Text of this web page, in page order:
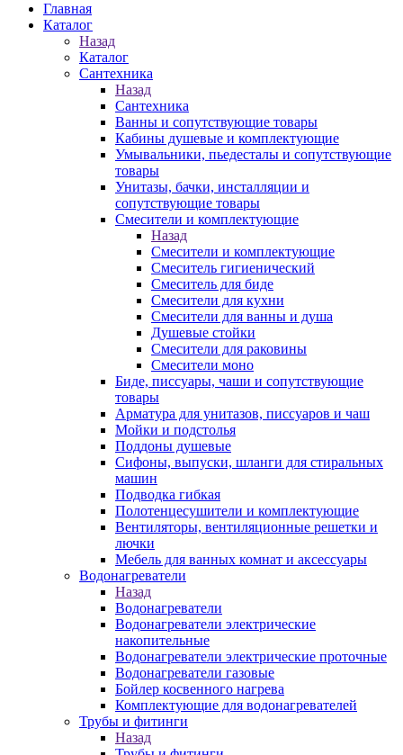
Главная
Каталог
Назад
Каталог
Сантехника
Назад
Сантехника
Ванны и сопутствующие товары
Кабины душевые и комплектующие
Умывальники, пьедесталы и сопутствующие
товары
Унитазы, бачки, инсталляции и
сопутствующие товары
Смесители и комплектующие
Назад
Смесители и комплектующие
Смеситель гигиенический
Смеситель для биде
Смесители для кухни
Смесители для ванны и душа
Душевые стойки
Смесители для раковины
Смесители моно
Биде, писсуары, чаши и сопутствующие
товары
Арматура для унитазов, писсуаров и чаш
Мойки и подстолья
Поддоны душевые
Сифоны, выпуски, шланги для стиральных
машин
Подводка гибкая
Полотенцесушители и комплектующие
Вентиляторы, вентиляционные решетки и
лючки
Мебель для ванных комнат и аксессуары
Водонагреватели
Назад
Водонагреватели
Водонагреватели электрические
накопительные
Водонагреватели электрические проточные
Водонагреватели газовые
Бойлер косвенного нагрева
Комплектующие для водонагревателей
Трубы и фитинги
Назад